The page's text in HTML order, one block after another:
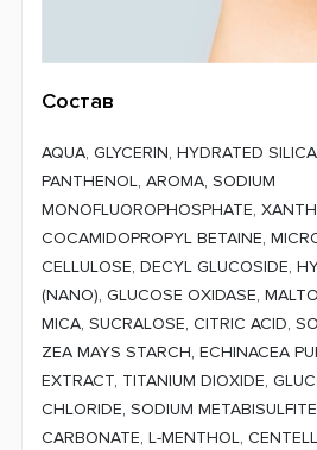
Состав
AQUA, GLYCERIN, HYDRATED
PANTHENOL, AROMA, SODIUM
MONOFLUOROPHOSPHATE,
COCAMIDOPROPYL BETAINE,
CELLULOSE, DECYL GLUCOSIDE,
(NANO), GLUCOSE OXIDASE,
MICA, SUCRALOSE, CITRIC ACID,
ZEA MAYS STARCH, ECHINACEA
EXTRACT, TITANIUM DIOXIDE,
CHLORIDE, SODIUM
CARBONATE, L-MENTHOL,